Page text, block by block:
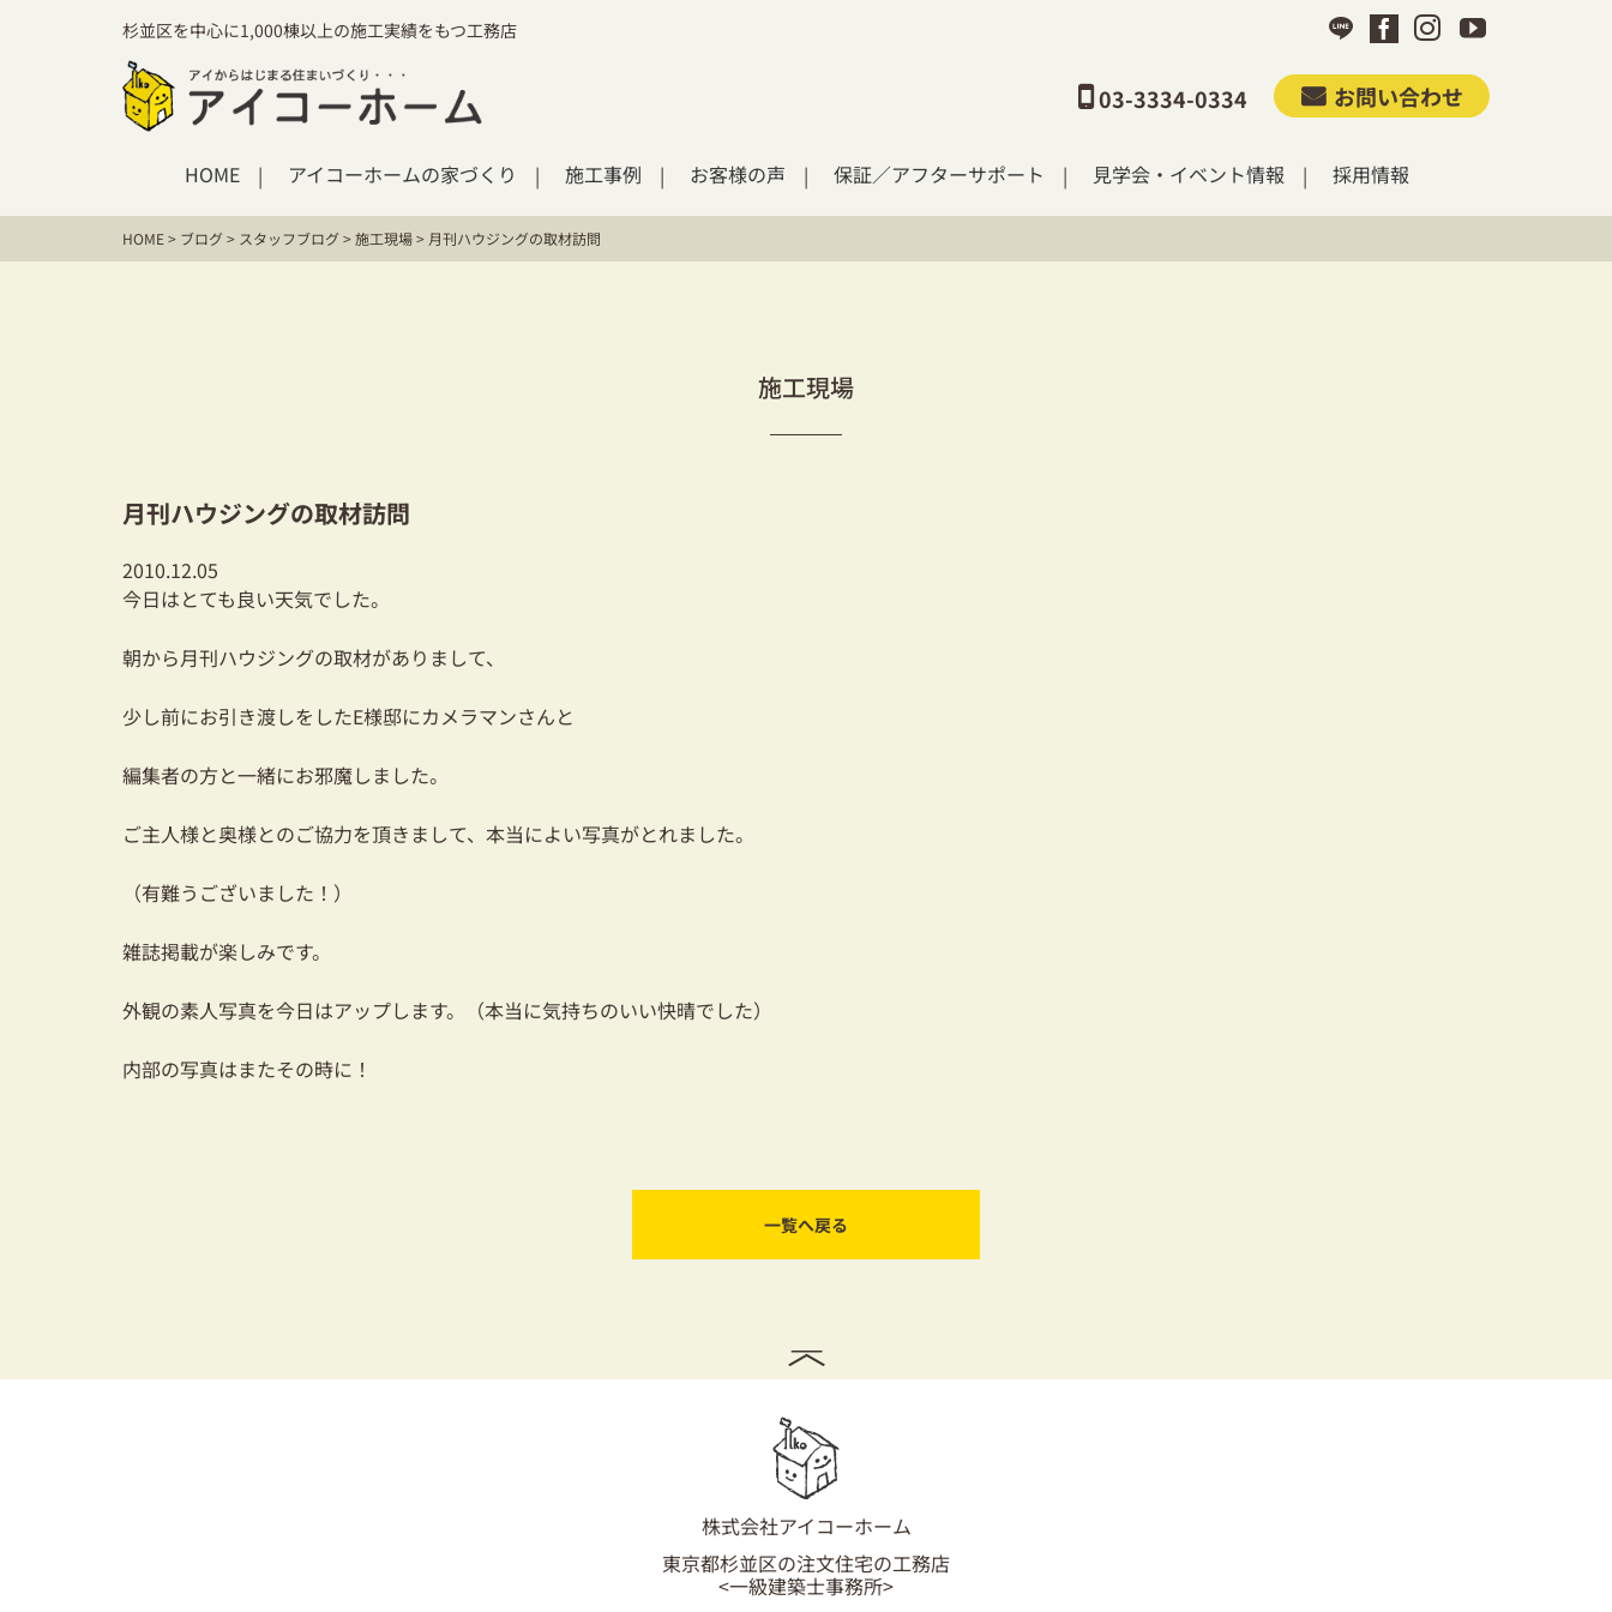
杉並区を中心に1,000棟以上の施工実績をもつ工務店
03-3334-0334 お問い合わせ
HOME アイコーホームの家づくり 施工事例 お客様の声 保証／アフターサポート 見学会・イベント情報 採用情報
HOME> ブログ> スタッフブログ>施工現場> 月刊ハウジングの取材訪問
施工現場
月刊ハウジングの取材訪問
2010.12.05
今日はとても良い天気でした。
朝から月刊ハウジングの取材がありまして、
少し前にお引き渡しをしたE様邸にカメラマンさんと
編集者の方と一緒にお邪魔しました。
ご主人様と奥様とのご協力を頂きまして、本当によい写真がとれました。
（有難うございました！）
雑誌掲載が楽しみです。
外観の素人写真を今日はアップします。（本当に気持ちのいい快晴でした）
内部の写真はまたその時に！
一覧へ戻る
株式会社アイコーホーム
東京都杉並区の注文住宅の工務店
<一級建築士事務所>